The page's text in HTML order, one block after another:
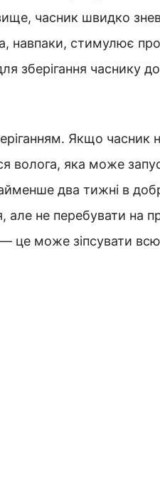
часник швидко
навпаки, стимулює
зберігання часнику
Якщо часник
волога, яка може
два тижні в
але не перебувати на
це може зіпсувати всю